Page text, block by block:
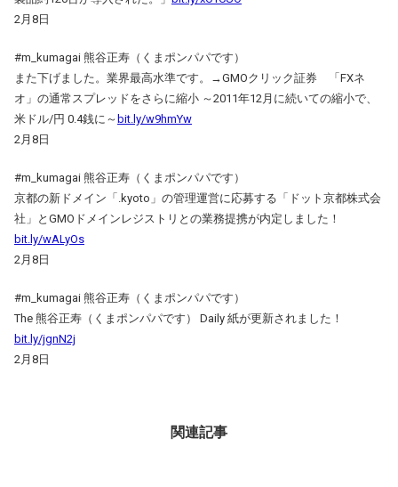
2月8日
#m_kumagai 熊谷正寿（くまポンパパです）
また下げました。業界最高水準です。→GMOクリック証券 「FXネ
オ」の通常スプレッドをさらに縮小 ～2011年12月に続いての縮小で、
米ドル/円 0.4銭に～ bit.ly/w9hmYw
2月8日
#m_kumagai 熊谷正寿（くまポンパパです）
京都の新ドメイン「.kyoto」の管理運営に応募する「ドット京都株式会
社」とGMOドメインレジストリとの業務提携が内定しました！
bit.ly/wALyOs
2月8日
#m_kumagai 熊谷正寿（くまポンパパです）
The 熊谷正寿（くまポンパパです） Daily 紙が更新されました！
bit.ly/jgnN2j
2月8日
関連記事